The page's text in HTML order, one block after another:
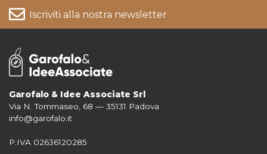
Iscriviti alla nostra newsletter
Per informazioni su come vengono trattati i tuoi dati consulta la nostra
Privacy Policy
Garofalo & Idee Associate Srl
Via N. Tommaseo, 68 — 35131 Padova
info@garofalo.it
P.IVA 02636120285